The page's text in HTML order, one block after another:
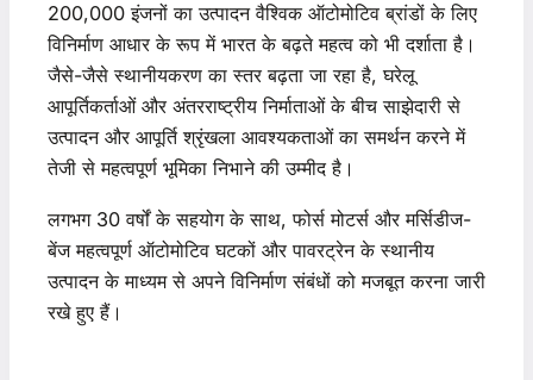
200,000 इंजनों का उत्पादन वैश्विक ऑटोमोटिव ब्रांडों के लिए
विनिर्माण आधार के रूप में भारत के बढ़ते महत्व को भी दर्शाता है।
जैसे-जैसे स्थानीयकरण का स्तर बढ़ता जा रहा है, घरेलू
आपूर्तिकर्ताओं और अंतरराष्ट्रीय निर्माताओं के बीच साझेदारी से
उत्पादन और आपूर्ति श्रृंखला आवश्यकताओं का समर्थन करने में
तेजी से महत्वपूर्ण भूमिका निभाने की उम्मीद है।
लगभग 30 वर्षों के सहयोग के साथ, फोर्स मोटर्स और मर्सिडीज-
बेंज महत्वपूर्ण ऑटोमोटिव घटकों और पावरट्रेन के स्थानीय
उत्पादन के माध्यम से अपने विनिर्माण संबंधों को मजबूत करना जारी
रखे हुए हैं।